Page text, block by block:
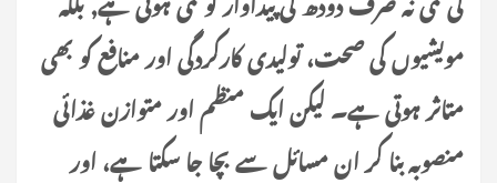
مویشیوں کی صحت، تولیدی کارکردگی اور منافع کو بھی
متاثر ہوتی ہے۔ لیکن ایک منظم اور متوازن غذائی
منصوبہ بنا کر ان مسائل سے بچا جا سکتا ہے، اور